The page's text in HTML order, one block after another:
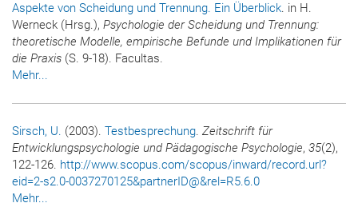
Aspekte von Scheidung und Trennung. Ein Überblick. in H.
Werneck (Hrsg.), Psychologie der Scheidung und Trennung:
theoretische Modelle, empirische Befunde und Implikationen für
die Praxis (S. 9-18). Facultas.
Mehr...
Sirsch, U. (2003). Testbesprechung. Zeitschrift für
Entwicklungspsychologie und Pädagogische Psychologie, 35(2),
122-126. http://www.scopus.com/scopus/inward/record.url?
eid=2-s2.0-0037270125&partnerID@&rel=R5.6.0
Mehr...